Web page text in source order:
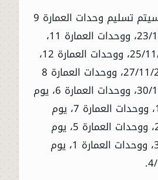
وأضاف رشاد، أنه سيتم تسليم وحدات العمارة 9
يوم الأحد 23/11/2025، ووحدات العمارة 11،
يوم الثلاثاء 25/11/2025، ووحدات العمارة 12،
يوم الخميس 27/11/2025، ووحدات العمارة 8
يوم الأحد 30/11/2025، ووحدات العمارة 6، يوم
الإثنين 1/12/2025، ووحدات العمارة 7، يوم
الثلاثاء 2/12/2025، ووحدات العمارة 5، يوم
الأربعاء 3/12/2025، ووحدات العمارة 1، يوم